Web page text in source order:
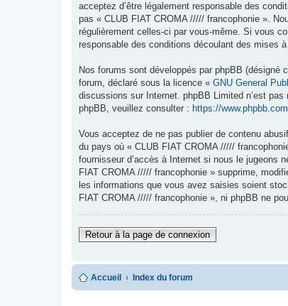
acceptez d’être légalement responsable des
pas « CLUB FIAT CROMA ///// francophonie ».
régulièrement celles-ci par vous-même. Si vous
responsable des conditions découlant des mises
Nos forums sont développés par phpBB
forum, déclaré sous la licence « GNU General
discussions sur Internet. phpBB Limited n’est
phpBB, veuillez consulter : https://
Vous acceptez de ne pas publier de contenu
du pays où « CLUB FIAT CROMA /////
fournisseur d’accès à Internet si nous le jugeons
FIAT CROMA ///// francophonie » supprime,
les informations que vous avez saisies soient
FIAT CROMA ///// francophonie », ni phpBB ne
Retour à la page de connexion
Accueil Index du forum